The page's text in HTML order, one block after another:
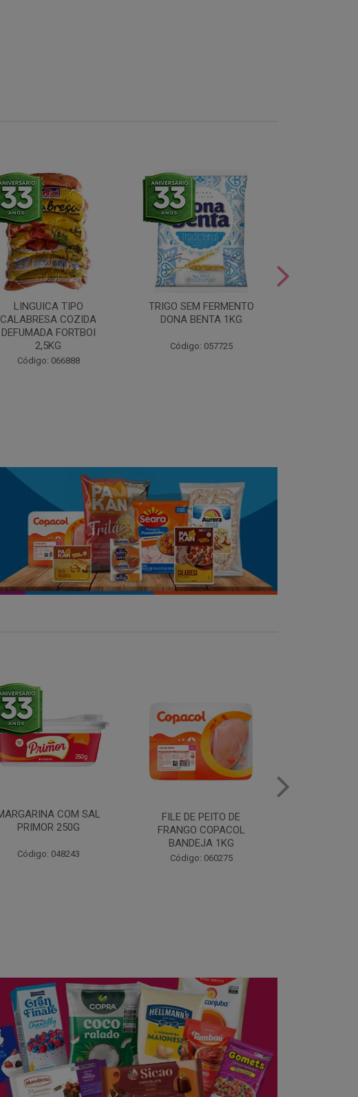
LINGUICA TIPO
CALABRESA COZIDA
DEFUMADA FORTBOI
2,5KG
Código: 066888
TRIGO SEM FERMENTO
DONA BENTA 1KG
Código: 057725
FILE DE PEITO DE
FRANGO COPACOL
Código: 060275
MANTEIGA COM SAL
PIRACANJUBA 500G
Código: 021782